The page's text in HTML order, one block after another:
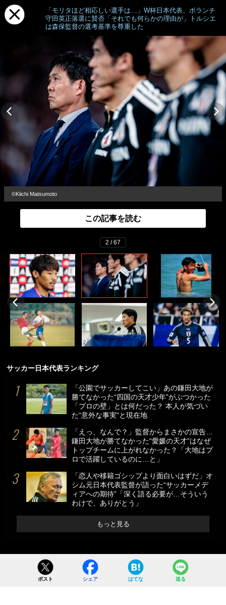
「モリタほど相応しい選手は…」W杯日本代表、ボランチ
守田英正落選に賛否「それでも何らかの理由が」トルシエ
は森保監督の選考基準を尊重した
©Kiichi Matsumoto
この記事を読む
2 / 67
サッカー日本代表ランキング
「公園でサッカーしてこい」あの鎌田大地が
勝てなかった“四国の天才少年”がぶつかった
「プロの壁」とは何だった？ 本人が気づい
た“意外な事実”と現在地
「えっ、なんで？」監督からまさかの宣告…
鎌田大地が勝てなかった“愛媛の天才”はなぜ
トップチームに上がれなかった？「大地はプ
ロで活躍しているのに…と」
「恋人や移籍ゴシップより面白いはずだ」オ
シム元日本代表監督が語った“サッカーメデ
ィアへの期待”「深く語る必要が…そういう
わけで、ありがとう」
もっと見る
ポスト シェア はてな 送る